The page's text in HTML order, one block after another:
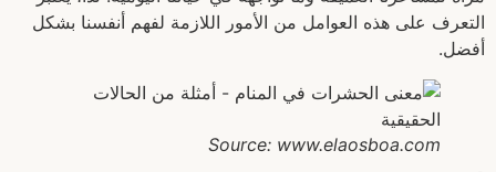
التعرف على هذه العوامل من الأمور اللازمة لفهم أنفسنا بشكل
أفضل.
Source: www.elaosboa.com